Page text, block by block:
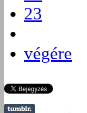
23
végére